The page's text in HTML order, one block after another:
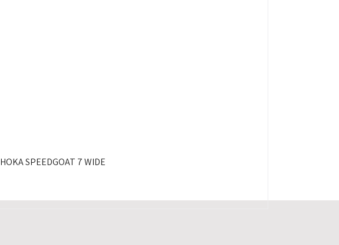
HOKA SPEEDGOAT 7 WIDE - נעלי ספורט גברים ספידגוט 7 רחבות בצבע שחור/כחול וירטואל/